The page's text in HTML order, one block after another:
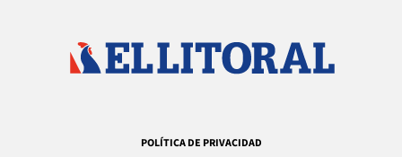
POLÍTICA DE PRIVACIDAD